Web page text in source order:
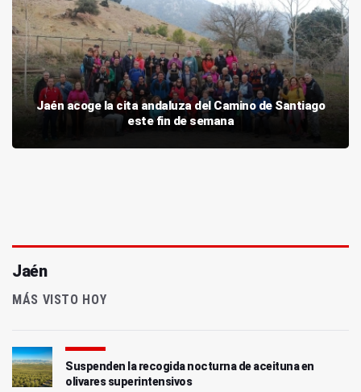
Jaén acoge la cita andaluza del Camino de Santiago
este fin de semana
Jaén
MÁS VISTO HOY
Suspenden la recogida nocturna de aceituna en
olivares superintensivos